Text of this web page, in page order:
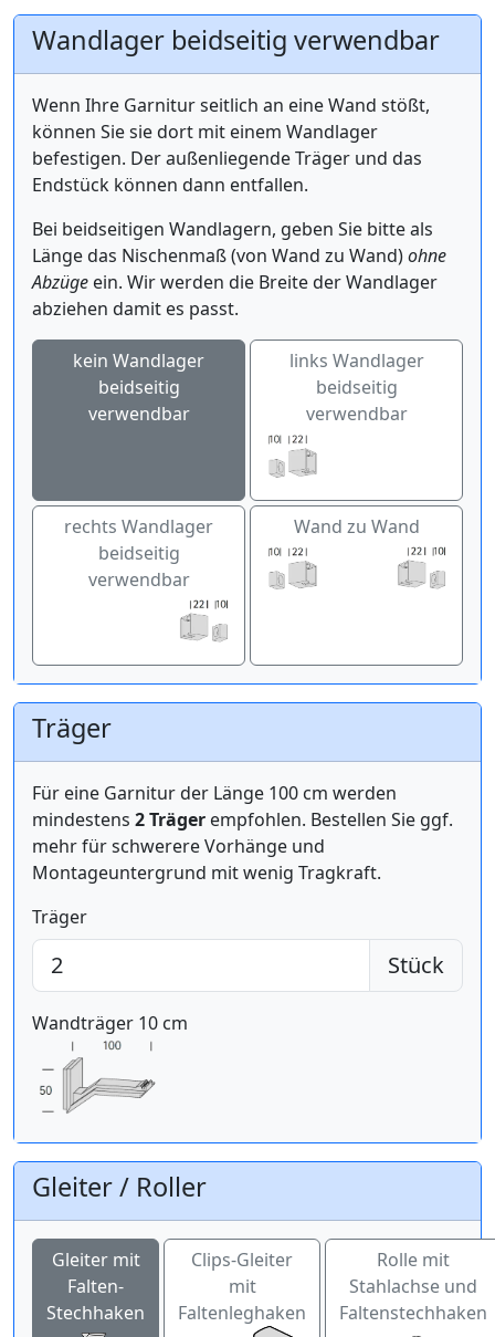
Wandlager beidseitig verwendbar
Wenn Ihre Garnitur seitlich an eine Wand stößt,
können Sie sie dort mit einem Wandlager
befestigen. Der außenliegende Träger und das
Endstück können dann entfallen.
Bei beidseitigen Wandlagern, geben Sie bitte als
Länge das Nischenmaß (von Wand zu Wand)ohne
Abzüge ein. Wir werden die Breite der Wandlager
abziehen damit es passt.
kein Wandlager
beidseitig
verwendbar
links Wandlager
beidseitig
verwendbar
rechts Wandlager
beidseitig
verwendbar
Wand zu Wand
Träger
Für eine Garnitur der Länge 100 cm werden
mindestens 2 Träger empfohlen. Bestellen Sie ggf.
mehr für schwerere Vorhänge und
Montageuntergrund mit wenig Tragkraft.
Träger
Stück
Wandträger 10 cm
Gleiter / Roller
Gleiter mit
Falten-
Stechhaken
Clips-Gleiter
mit
Faltenleghaken
Rolle mit
Stahlachse und
Faltenstechhaken